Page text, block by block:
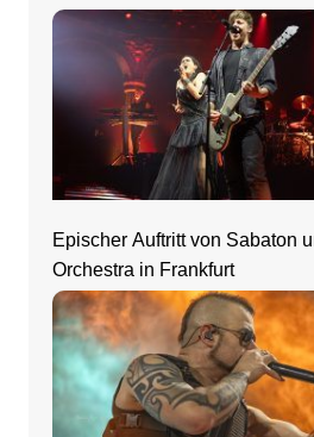
Epischer Auftritt von Sabaton
Orchestra in Frankfurt